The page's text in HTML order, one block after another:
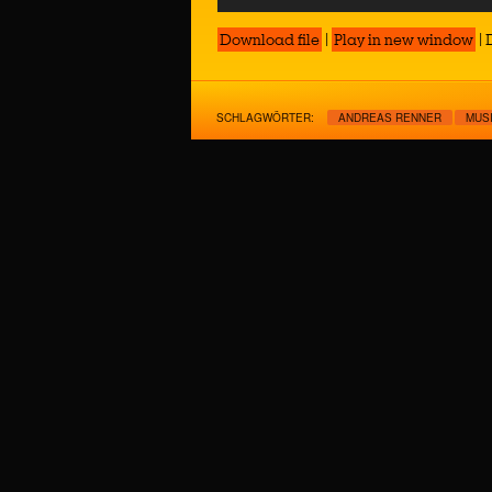
Download file | Play in new window |
SCHLAGWÖRTER: ANDREAS RENNER